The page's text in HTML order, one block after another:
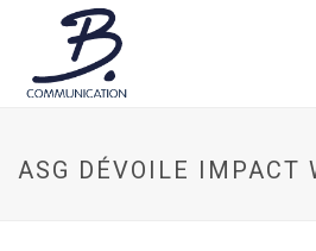
ASG DÉVOILE IMPACT